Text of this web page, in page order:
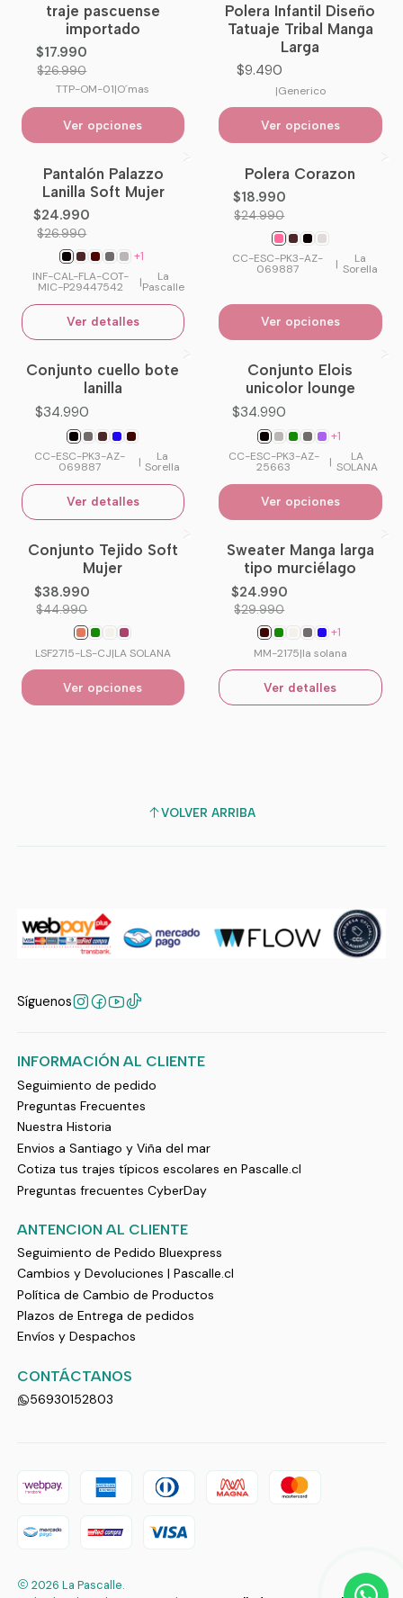
-33%OFF
traje pascuense
importado
$17.990
$26.990
TTP-OM-01|O´mas
Ver opciones
Polera Infantil Diseño
Tatuaje Tribal Manga
Larga
$9.490
|Generico
Ver opciones
-7%OFF
No disponible
Pantalón Palazzo
Lanilla Soft Mujer
$24.990
$26.990
+1
INF-CAL-FLA-COT-
MIC-P29447542 | La
Pascalle
Ver detalles
-24%OFF
Polera Corazon
$18.990
$24.990
CC-ESC-PK3-AZ-
069887 | La
Sorella
Ver opciones
No disponible
Conjunto cuello bote
lanilla
$34.990
CC-ESC-PK3-AZ-
069887 | La
Sorella
Ver detalles
Conjunto Elois
unicolor lounge
$34.990
+1
CC-ESC-PK3-AZ-
25663 | LA
SOLANA
Ver opciones
-13%OFF
Conjunto Tejido Soft
Mujer
$38.990
$44.990
LSF2715-LS-CJ|LA SOLANA
Ver opciones
-17%OFF
No disponible
Sweater Manga larga
tipo murciélago
$24.990
$29.990
+1
MM-2175|la solana
Ver detalles
VOLVER ARRIBA
Síguenos
INFORMACIÓN AL CLIENTE
Seguimiento de pedido
Preguntas Frecuentes
Nuestra Historia
Envios a Santiago y Viña del mar
Cotiza tus trajes típicos escolares en Pascalle.cl
Preguntas frecuentes CyberDay
ANTENCION AL CLIENTE
Seguimiento de Pedido Bluexpress
Cambios y Devoluciones | Pascalle.cl
Política de Cambio de Productos
Plazos de Entrega de pedidos
Envíos y Despachos
CONTÁCTANOS
56930152803
2026 La Pascalle.